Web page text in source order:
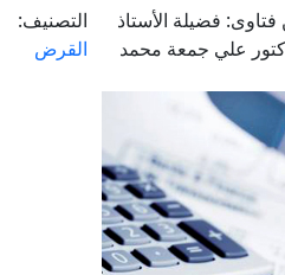
فضيلة الأستاذ
علي جمعة محمد
التصنيف:
القرض